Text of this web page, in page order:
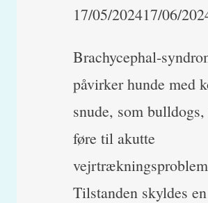
17/05/202417/06/
Brachycephal-
påvirker hunde med
snude, som
føre til akutte
Tilstanden skyldes en